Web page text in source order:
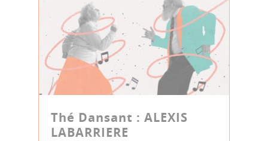
Thé Dansant : ALEXIS
LABARRIERE